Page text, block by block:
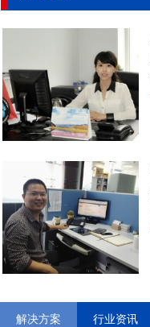
解决方案 行业资讯